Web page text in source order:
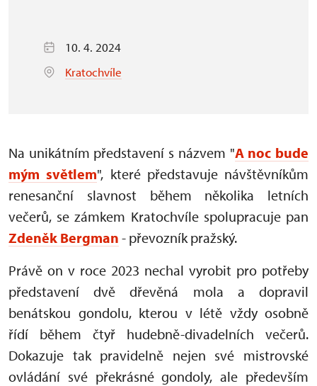
10. 4. 2024
Kratochvíle
Na unikátním představení s názvem "A noc bude
mým světlem", které představuje návštěvníkům
renesanční slavnost během několika letních
večerů, se zámkem Kratochvíle spolupracuje pan
Zdeněk Bergman - převozník pražský.
Právě on v roce 2023 nechal vyrobit pro potřeby
představení dvě dřevěná mola a dopravil
benátskou gondolu, kterou v létě vždy osobně
řídí během čtyř hudebně-divadelních večerů.
Dokazuje tak pravidelně nejen své mistrovské
ovládání své překrásné gondoly, ale především